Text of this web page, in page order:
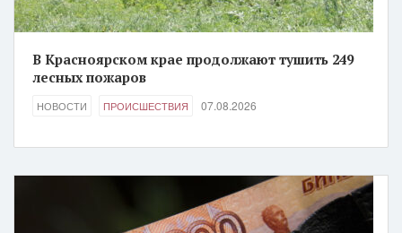
В Красноярском крае продолжают тушить 249
лесных пожаров
НОВОСТИ ПРОИСШЕСТВИЯ 07.08.2026